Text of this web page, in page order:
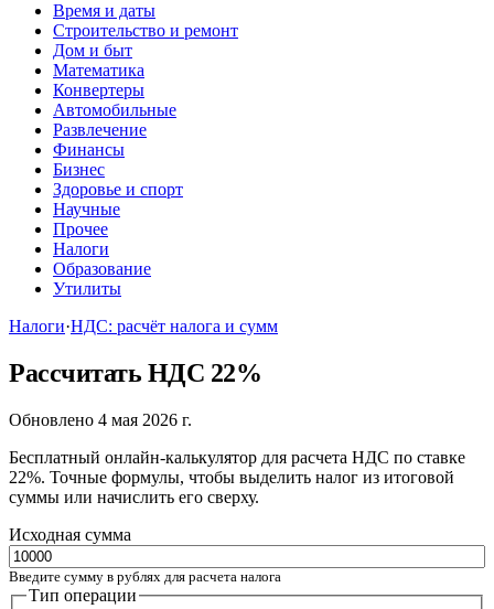
Время и даты
Строительство и ремонт
Дом и быт
Математика
Конвертеры
Автомобильные
Развлечение
Финансы
Бизнес
Здоровье и спорт
Научные
Прочее
Налоги
Образование
Утилиты
Налоги·НДС: расчёт налога и сумм
Рассчитать НДС 22%
Обновлено 4 мая 2026 г.
Бесплатный онлайн-калькулятор для расчета НДС по ставке
22%. Точные формулы, чтобы выделить налог из итоговой
суммы или начислить его сверху.
Исходная сумма
Введите сумму в рублях для расчета налога
Тип операции